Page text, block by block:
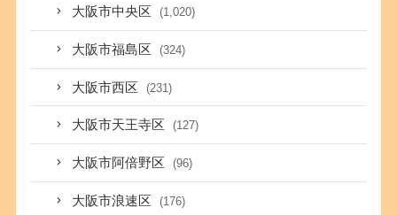
大阪市中央区 (1,020)
大阪市福島区 (324)
大阪市西区 (231)
大阪市天王寺区 (127)
大阪市阿倍野区 (96)
大阪市浪速区 (176)